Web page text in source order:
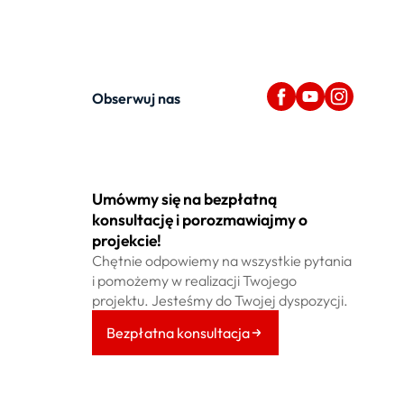
Obserwuj nas
Umówmy się na bezpłatną
konsultację i porozmawiajmy o
projekcie!
Chętnie odpowiemy na wszystkie pytania
i pomożemy w realizacji Twojego
projektu. Jesteśmy do Twojej dyspozycji.
Bezpłatna konsultacja